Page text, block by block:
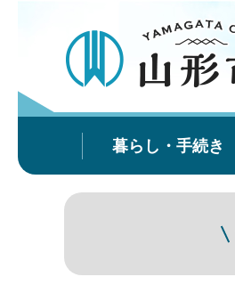
暮らし・手続き